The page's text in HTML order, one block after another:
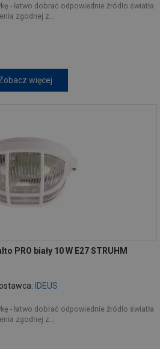
- łatwo dobrać odpowiednie źródło światła
zgodnej z...
więcej
PRO biały 10 W E27 STRUHM
IDEUS
- łatwo dobrać odpowiednie źródło światła
zgodnej z...